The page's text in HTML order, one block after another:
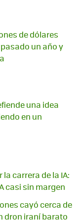
de dólares
un año y
una idea
en un
carrera de la IA:
casi sin margen
cayó cerca de
dron iraní barato